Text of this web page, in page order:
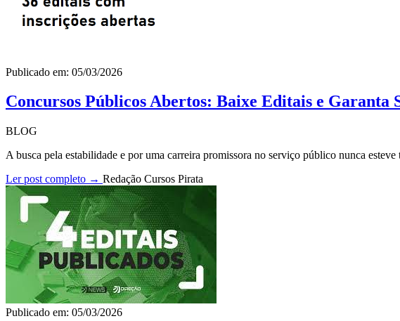
Publicado em: 05/03/2026
Concursos Públicos Abertos: Baixe Editais e Garanta
BLOG
A busca pela estabilidade e por uma carreira promissora no serviço público nunca
Ler post completo → Redação Cursos Pirata
Publicado em: 05/03/2026